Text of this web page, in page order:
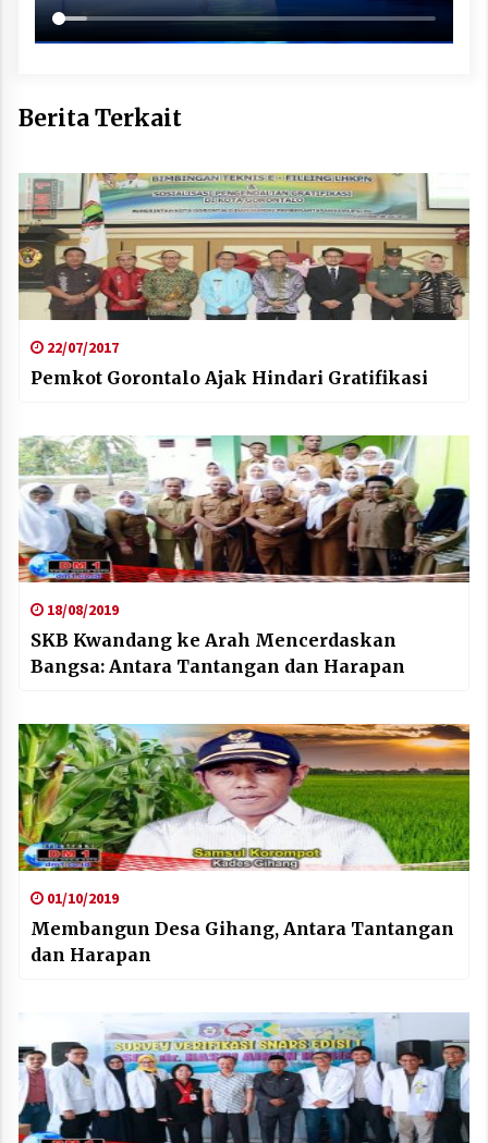
Berita Terkait
22/07/2017
Pemkot Gorontalo Ajak Hindari Gratifikasi
18/08/2019
SKB Kwandang ke Arah Mencerdaskan
Bangsa: Antara Tantangan dan Harapan
01/10/2019
Membangun Desa Gihang, Antara Tantangan
dan Harapan